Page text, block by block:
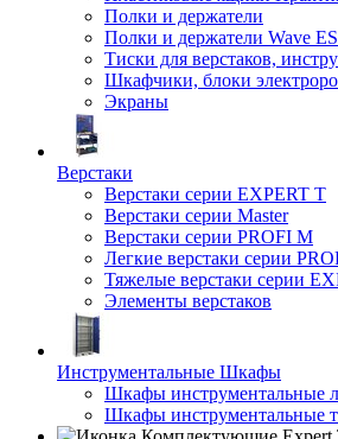
Полки и держатели
Полки и держатели Wave
Тиски для верстаков,
Шкафчики, блоки
Экраны
Верстаки
Верстаки серии EXPERT T
Верстаки серии Master
Верстаки серии PROFI M
Легкие верстаки серии
Тяжелые верстаки серии
Элементы верстаков
Инструментальные Шкафы
Шкафы инструментальные
Шкафы инструментальные